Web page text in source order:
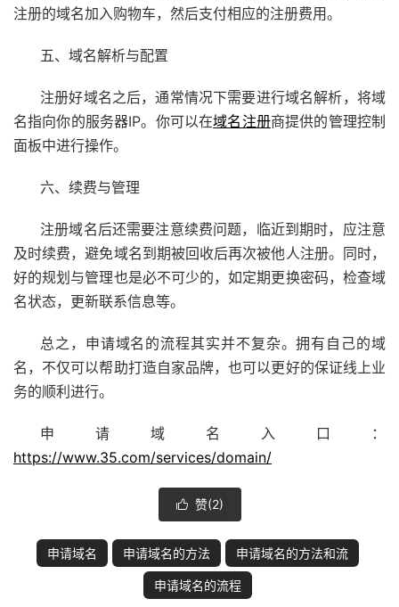
注册的域名加入购物车，然后支付相应的注册费用。
五、域名解析与配置
注册好域名之后，通常情况下需要进行域名解析，将域
名指向你的服务器IP。你可以在域名注册商提供的管理控制
面板中进行操作。
六、续费与管理
注册域名后还需要注意续费问题，临近到期时，应注意
及时续费，避免域名到期被回收后再次被他人注册。同时，
好的规划与管理也是必不可少的，如定期更换密码，检查域
名状态，更新联系信息等。
总之，申请域名的流程其实并不复杂。拥有自己的域
名，不仅可以帮助打造自家品牌，也可以更好的保证线上业
务的顺利进行。
申请域名入口：
https://www.35.com/services/domain/
 赞(2)
申请域名 申请域名的方法 申请域名的方法和流
申请域名的流程